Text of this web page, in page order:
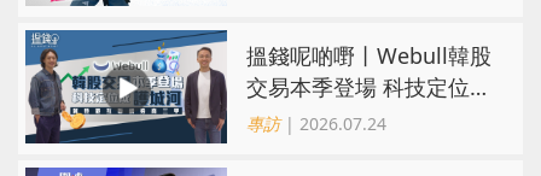
搵錢呢啲嘢丨Webull韓股
交易本季登場 科技定位成
護城河 冀登港互聯網券商
專訪| 2026.07.24